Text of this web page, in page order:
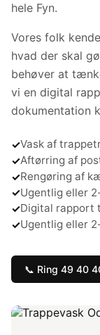
hele Fyn.
Vores folk
hvad der skal
behøver at
vi en digital
dokumentation
Vask af
Aftørring af
Rengøring af
Ugentlig eller
Digital rapport
Ugentlig eller
📞 Ring 49 40